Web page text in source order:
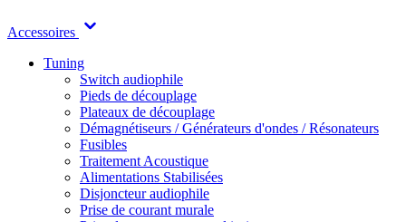
Accessoires
Tuning
Switch audiophile
Pieds de découplage
Plateaux de découplage
Démagnétiseurs / Générateurs d'ondes / Résonateurs
Fusibles
Traitement Acoustique
Alimentations Stabilisées
Disjoncteur audiophile
Prise de courant murale